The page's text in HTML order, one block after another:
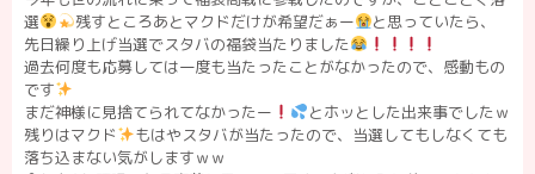
選
残すところあとマクドだけが希望だぁー
と思っていたら、
先日繰り上げ当選でスタバの福袋当たりました
過去何度も応募しては一度も当たったことがなかったので、感動もの
です
まだ神様に見捨てられてなかったー
とホッとした出来事でしたｗ
残りはマクド
もはやスタバが当たったので、当選してもしなくても
落ち込まない気がしますｗｗ